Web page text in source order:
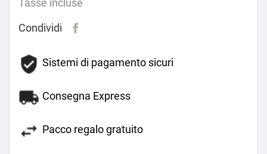
Tasse incluse
Condividi
Sistemi di pagamento sicuri
Consegna Express
Pacco regalo gratuito